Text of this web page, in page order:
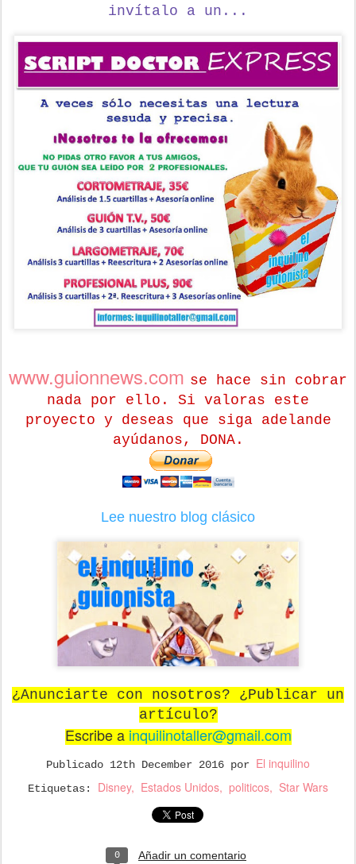
invítalo a un...
www.guionnews.com se hace sin cobrar
nada por ello. Si valoras este
proyecto y deseas que siga adelande
ayúdanos, DONA.
Lee nuestro blog clásico
¿Anunciarte con nosotros? ¿Publicar un
artículo?
Escribe ainquilinotaller@gmail.com
Publicado 12th December 2016 por El inquilino
Etiquetas: Disney Estados Unidos politicos Star Wars
0 Añadir un comentario